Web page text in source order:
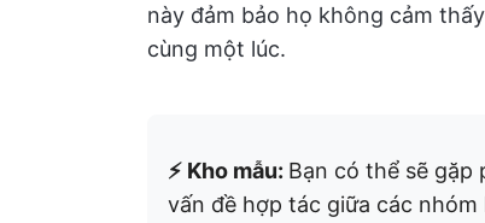
này đảm bảo họ không cảm
cùng một lúc.
⚡ Kho mẫu: Bạn có thể sẽ gặp
vấn đề hợp tác giữa các